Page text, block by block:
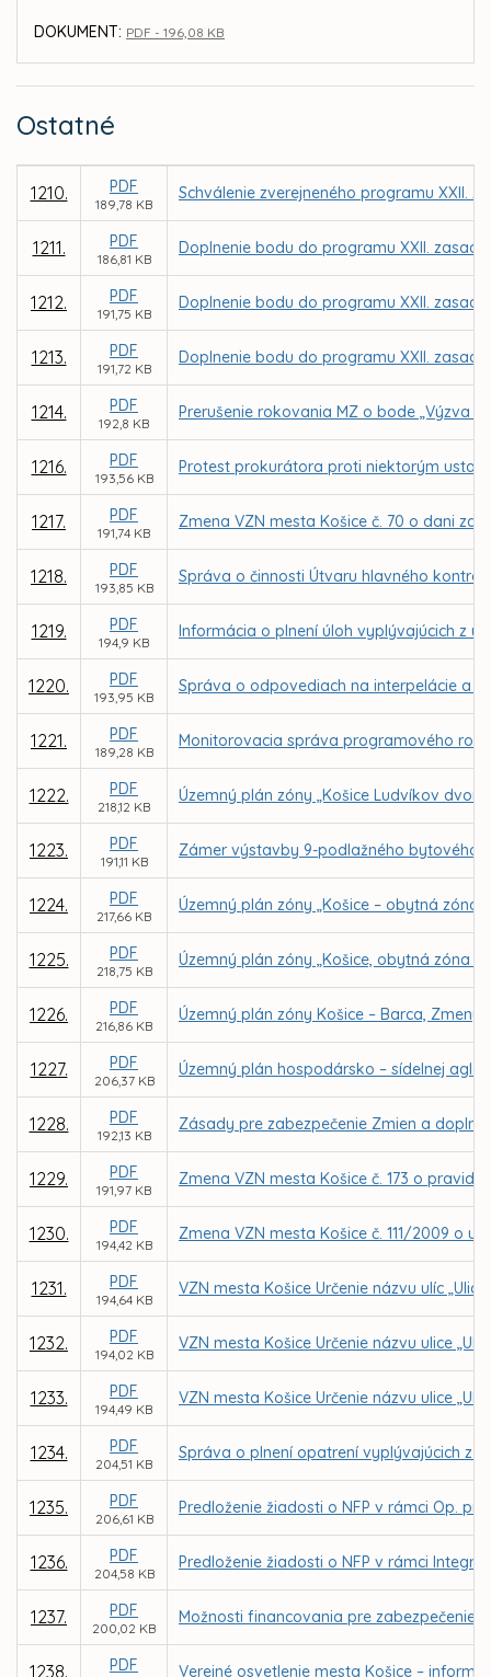
DOKUMENT: PDF - 196,08 KB
Ostatné
1210. PDF
189,78 KB
Schválenie zverejneného programu XXII.
1211. PDF
186,81 KB
Doplnenie bodu do programu XXII.
1212. PDF
191,75 KB
Doplnenie bodu do programu XXII.
1213. PDF
191,72 KB
Doplnenie bodu do programu XXII.
1214. PDF
192,8 KB
Prerušenie rokovania MZ o bode „Výzva
1216. PDF
193,56 KB
Protest prokurátora proti niektorým
1217. PDF
191,74 KB
Zmena VZN mesta Košice č. 70 o dani za
1218. PDF
193,85 KB
Správa o činnosti Útvaru hlavného
1219. PDF
194,9 KB
Informácia o plnení úloh vyplývajúcich z
1220. PDF
193,95 KB
Správa o odpovediach na interpelácie a
1221. PDF
189,28 KB
Monitorovacia správa programového
1222. PDF
218,12 KB
Územný plán zóny „Košice Ludvíkov dvor –
1223. PDF
191,11 KB
Zámer výstavby 9-podlažného bytového
1224. PDF
217,66 KB
Územný plán zóny „Košice – obytná zóna
1225. PDF
218,75 KB
Územný plán zóny „Košice, obytná zóna
1226. PDF
216,86 KB
Územný plán zóny Košice – Barca, Zmeny
1227. PDF
206,37 KB
Územný plán hospodársko – sídelnej
1228. PDF
192,13 KB
Zásady pre zabezpečenie Zmien a
1229. PDF
191,97 KB
Zmena VZN mesta Košice č. 173 o
1230. PDF
194,42 KB
Zmena VZN mesta Košice č. 111/2009 o
1231. PDF
194,64 KB
VZN mesta Košice Určenie názvu ulíc
1232. PDF
194,02 KB
VZN mesta Košice Určenie názvu ulice
1233. PDF
194,49 KB
VZN mesta Košice Určenie názvu ulice
1234. PDF
204,51 KB
Správa o plnení opatrení vyplývajúcich z
1235. PDF
206,61 KB
Predloženie žiadosti o NFP v rámci Op.
1236. PDF
204,58 KB
Predloženie žiadosti o NFP v rámci
1237. PDF
200,02 KB
Možnosti financovania pre
1238. PDF Verejné osvetlenie mesta Košice –